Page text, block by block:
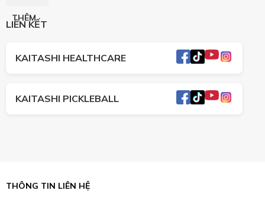
THÊM
LIÊN KẾT
KAITASHI HEALTHCARE
KAITASHI PICKLEBALL
THÔNG TIN LIÊN HỆ